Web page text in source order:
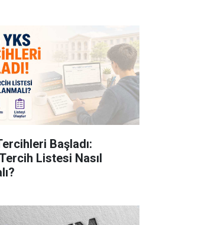
Başladı:
Listesi Nasıl